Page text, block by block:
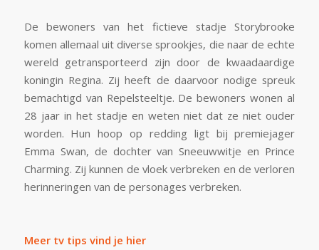
De bewoners van het fictieve stadje Storybrooke
komen allemaal uit diverse sprookjes, die naar de echte
wereld getransporteerd zijn door de kwaadaardige
koningin Regina. Zij heeft de daarvoor nodige spreuk
bemachtigd van Repelsteeltje. De bewoners wonen al
28 jaar in het stadje en weten niet dat ze niet ouder
worden. Hun hoop op redding ligt bij premiejager
Emma Swan, de dochter van Sneeuwwitje en Prince
Charming. Zij kunnen de vloek verbreken en de verloren
herinneringen van de personages verbreken.
Meer tv tips vind je hier